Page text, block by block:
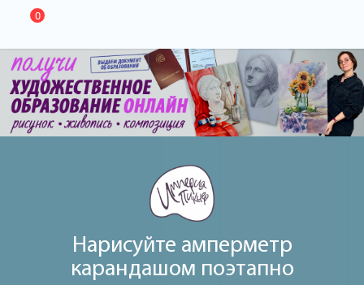
0
Нарисуйте амперметр
карандашом поэтапно